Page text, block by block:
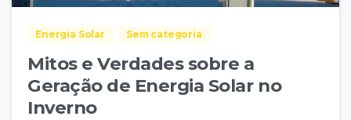
Energia Solar Sem categoria
Mitos e Verdades sobre a
Geração de Energia Solar no
Inverno